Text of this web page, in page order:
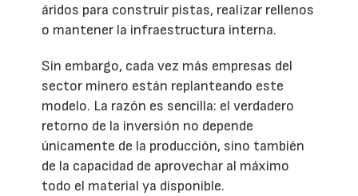
áridos para construir pistas, realizar rellenos
o mantener la infraestructura interna.
Sin embargo, cada vez más empresas del
sector minero están replanteando este
modelo. La razón es sencilla: el verdadero
retorno de la inversión no depende
únicamente de la producción, sino también
de la capacidad de aprovechar al máximo
todo el material ya disponible.